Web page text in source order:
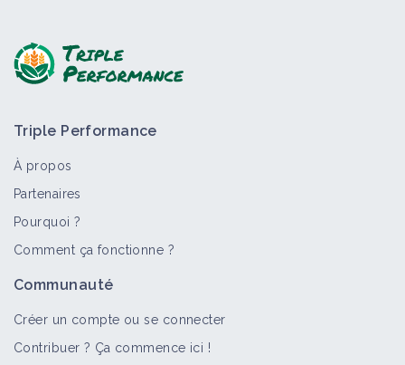
Triple Performance
À propos
Partenaires
Pourquoi ?
Comment ça fonctionne ?
Communauté
Créer un compte ou se connecter
Contribuer ? Ça commence ici !